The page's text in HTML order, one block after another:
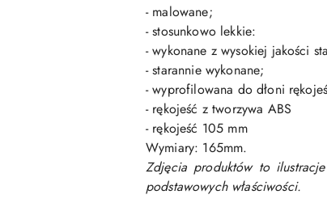
- malowane;
- stosunkowo lekkie:
- wykonane z wysokiej jakości
- starannie wykonane;
- wyprofilowana do dłoni
- rękojeść z tworzywa ABS
- rękojeść 105 mm
Wymiary: 165mm.
Zdjęcia produktów to
podstawowych właściwości.